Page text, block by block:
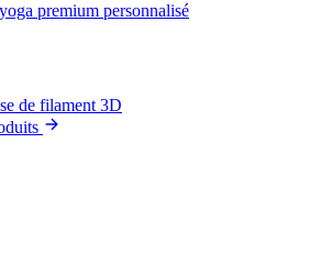
premium personnalisé
de filament 3D